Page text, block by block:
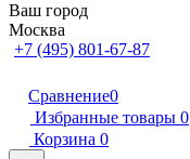
Ваш город
Москва
+7 (495) 801-67-87
Сравнение0
Избранные товары 0
Корзина 0